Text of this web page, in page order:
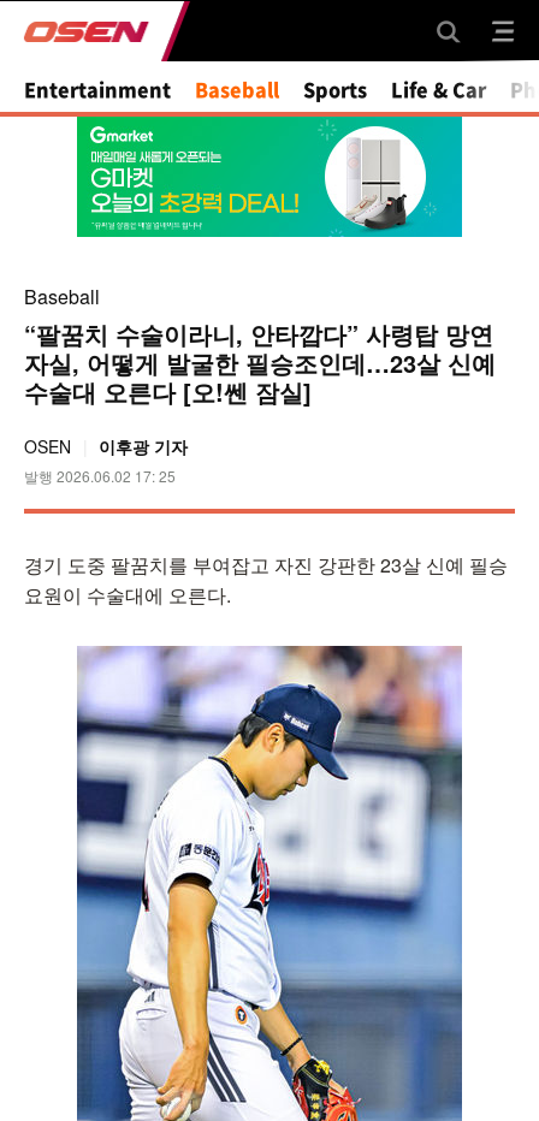
Mute
Entertainment Baseball Sports Life & Car
Baseball
“팔꿈치 수술이라니, 안타깝다” 사령탑 망연
자실, 어떻게 발굴한 필승조인데…23살 신예
수술대 오른다 [오!쎈 잠실]
OSEN 이후광 기자
발행 2026.06.02 17: 25
경기 도중 팔꿈치를 부여잡고 자진 강판한 23살 신예 필승
요원이 수술대에 오른다.